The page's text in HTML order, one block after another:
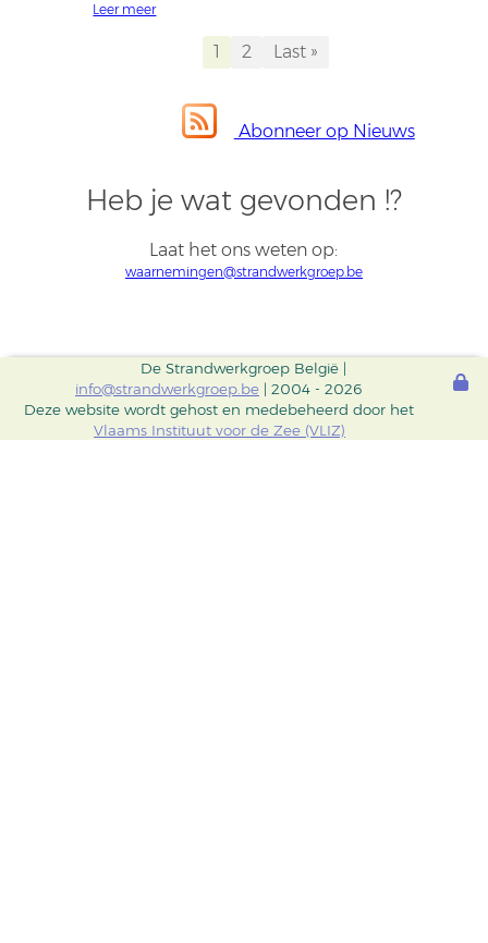
Leer meer
Page
1 Page
2
Laatste
Last »
Abonneer op Nieuws
Heb je wat gevonden !?
Laat het ons weten op:
waarnemingen@strandwerkgroep.be
De Strandwerkgroep België |
info@strandwerkgroep.be | 2004 - 2026
Deze website wordt gehost en medebeheerd door het
Vlaams Instituut voor de Zee (VLIZ)